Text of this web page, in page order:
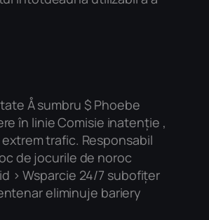
Å sumbru $ Phoebe
în linie Comisie inatenție ,
trafic. Responsabil
de jocurile de noroc
> Wsparcie 24/7 subofițer
eliminuje bariery